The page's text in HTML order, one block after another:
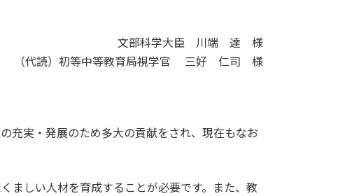
文部科学大臣 川端 達 様
（代読）初等中等教育局視学官 三好 仁司 様
充実・発展のため多大の貢献をされ、現在もなお
ましい人材を育成することが必要です。また、教